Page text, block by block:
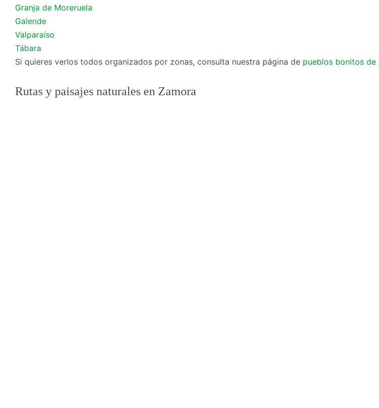
Granja de Moreruela
Galende
Valparaíso
Tábara
Si quieres verlos todos organizados por zonas, consulta nuestra página de pueblos bonitos de
Rutas y paisajes naturales en Zamora